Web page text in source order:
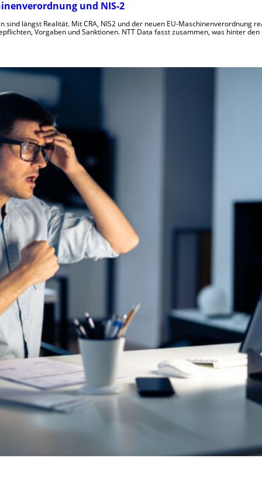
und NIS-2
sind längst Realität. Mit CRA, NIS2 und der neuen EU-Maschinenverordnung
Vorgaben und Sanktionen. NTT Data fasst zusammen, was hinter